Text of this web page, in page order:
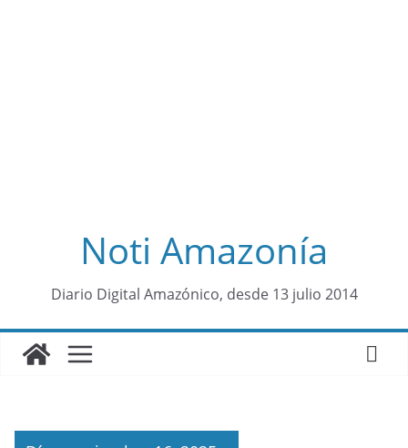
al
Noti Amazonía
Diario Digital Amazónico, desde 13 julio 2014